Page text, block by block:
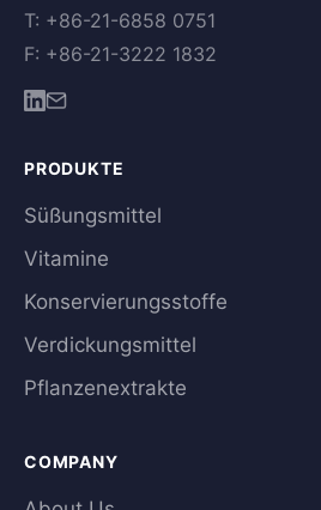
T: +86-21-6858 0751
F: +86-21-3222 1832
PRODUKTE
Süßungsmittel
Vitamine
Konservierungsstoffe
Verdickungsmittel
Pflanzenextrakte
COMPANY